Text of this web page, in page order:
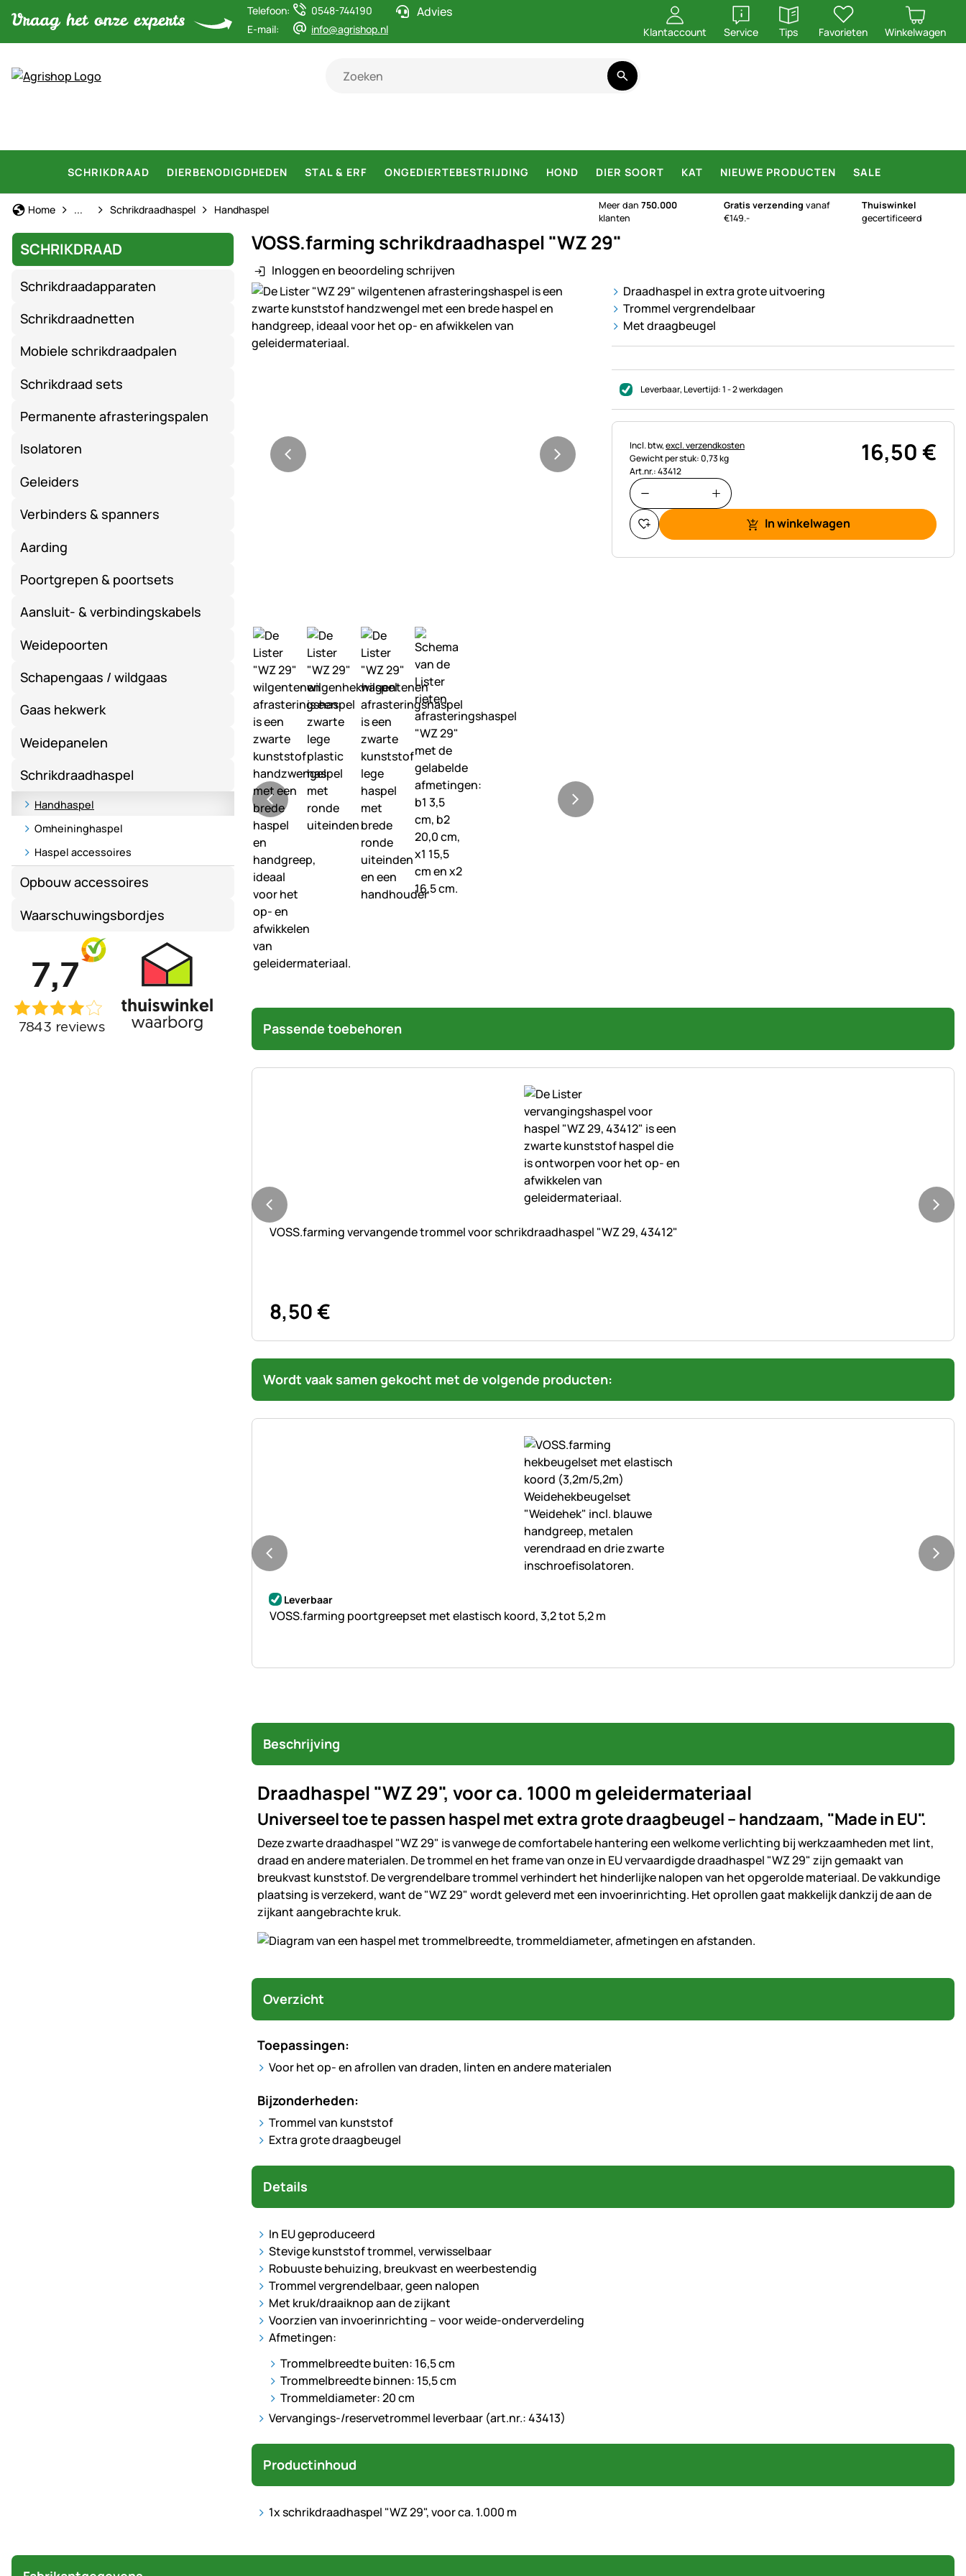
Telefoon:
0548-744190
E-mail:
info@agrishop.nl
Advies
Klantaccount Service
openen
Tips
openen
Favorieten Winkelwagen
SCHRIKDRAAD DIERBENODIGDHEDEN STAL & ERF ONGEDIERTEBESTRIJDING HOND DIER SOORT KAT NIEUWE PRODUCTEN SALE
Home Schrikdraad
... Schrikdraadhaspel Handhaspel Meer dan750.000
klanten
Gratis verzending vanaf
€149.-
Thuiswinkel
gecertificeerd
SCHRIKDRAAD
Schrikdraadapparaten
Schrikdraadnetten
Mobiele schrikdraadpalen
Schrikdraad sets
Permanente afrasteringspalen
Isolatoren
Geleiders
Verbinders & spanners
Aarding
Poortgrepen & poortsets
Aansluit- & verbindingskabels
Weidepoorten
Schapengaas / wildgaas
Gaas hekwerk
Weidepanelen
Schrikdraadhaspel
Handhaspel
Omheininghaspel
Haspel accessoires
Opbouw accessoires
Waarschuwingsbordjes
VOSS.farming schrikdraadhaspel "WZ 29"
Inloggen en beoordeling schrijven
Productgalerij
Draadhaspel in extra grote uitvoering
Trommel vergrendelbaar
Met draagbeugel
Leverbaar, Levertijd:1 - 2 werkdagen
Belastinginformatie:
Incl. btw,excl. verzendkosten
Gewicht per stuk: 0,73 kg
Art.nr.: 43412
16,50€
In winkelwagen
Passende toebehoren
Nog geen beoordelingen geplaatst
VOSS.farming vervangende trommel voor schrikdraadhaspel "WZ 29, 43412"
8,50€
Wordt vaak samen gekocht met de volgende producten:
Nog geen beoordelingen geplaatst
Leverbaar
VOSS.farming poortgreepset met elastisch koord, 3,2 tot 5,2 m
Beschrijving
Draadhaspel "WZ 29", voor ca. 1000 m geleidermateriaal
Universeel toe te passen haspel met extra grote draagbeugel – handzaam, "Made in EU".
Deze zwarte draadhaspel "WZ 29" is vanwege de comfortabele hantering een welkome verlichting bij werkzaamheden met lint,
draad en andere materialen. De trommel en het frame van onze in EU vervaardigde draadhaspel "WZ 29" zijn gemaakt van
breukvast kunststof. De vergrendelbare trommel verhindert het hinderlijke nalopen van het opgerolde materiaal. De vakkundige
plaatsing is verzekerd, want de "WZ 29" wordt geleverd met een invoerinrichting. Het oprollen gaat makkelijk dankzij de aan de
zijkant aangebrachte kruk.
Overzicht
Toepassingen:
Voor het op- en afrollen van draden, linten en andere materialen
Bijzonderheden:
Trommel van kunststof
Extra grote draagbeugel
Details
In EU geproduceerd
Stevige kunststof trommel, verwisselbaar
Robuuste behuizing, breukvast en weerbestendig
Trommel vergrendelbaar, geen nalopen
Met kruk/draaiknop aan de zijkant
Voorzien van invoerinrichting – voor weide-onderverdeling
Afmetingen:
Trommelbreedte buiten: 16,5 cm
Trommelbreedte binnen: 15,5 cm
Trommeldiameter: 20 cm
Vervangings-/reservetrommel leverbaar (art.nr.: 43413)
Productinhoud
1x schrikdraadhaspel "WZ 29", voor ca. 1.000 m